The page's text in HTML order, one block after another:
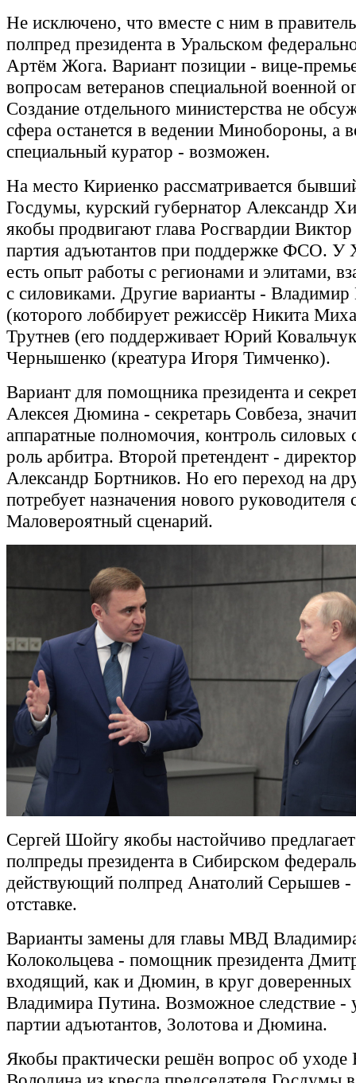
Не исключено, что вместе с ним в
полпред президента в Уральском
Артём Жога. Вариант позиции - вице-
вопросам ветеранов специальной военной
Создание отдельного министерства не
сфера останется в ведении Минобороны, а
специальный куратор - возможен.
На место Кириенко рассматривается
Госдумы, курский губернатор Александр
якобы продвигают глава Росгвардии
партия адъютантов при поддержке ФСО. У
есть опыт работы с регионами и элитами,
с силовиками. Другие варианты -
(которого лоббирует режиссёр Никита
Трутнев (его поддерживает Юрий
Чернышенко (креатура Игоря Тимченко).
Вариант для помощника президента и
Алексея Дюмина - секретарь Совбеза,
аппаратные полномочия, контроль силовых
роль арбитра. Второй претендент -
Александр Бортников. Но его переход на
потребует назначения нового
Маловероятный сценарий.
Сергей Шойгу якобы настойчиво
полпреды президента в Сибирском
действующий полпред Анатолий Серышев -
отставке.
Варианты замены для главы МВД
Колокольцева - помощник президента
входящий, как и Дюмин, в круг доверенных
Владимира Путина. Возможное следствие -
партии адъютантов, Золотова и Дюмина.
Якобы практически решён вопрос об уходе